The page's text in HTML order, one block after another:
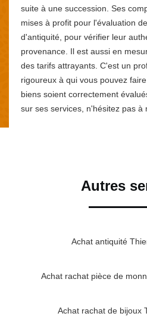
suite à une succession. Ses
mises à profit pour l'évaluation
d'antiquité, pour vérifier leur
provenance. Il est aussi en
des tarifs attrayants. C'est un
rigoureux à qui vous pouvez
biens soient correctement
sur ses services, n'hésitez pas à
Autres
Achat antiquité
Achat rachat pièce de
Achat rachat de bijoux